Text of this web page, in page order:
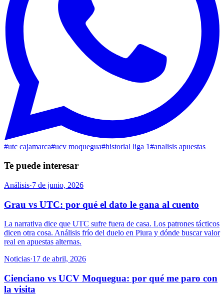
#utc cajamarca#ucv moquegua#historial liga 1#analisis apuestas
Te puede interesar
Análisis·7 de junio, 2026
Grau vs UTC: por qué el dato le gana al cuento
La narrativa dice que UTC sufre fuera de casa. Los patrones tácticos
dicen otra cosa. Análisis frío del duelo en Piura y dónde buscar valor
real en apuestas alternas.
Noticias·17 de abril, 2026
Cienciano vs UCV Moquegua: por qué me paro con
la visita